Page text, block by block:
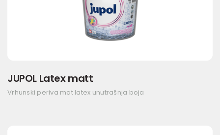
JUPOL Latex matt
Vrhunski periva mat latex unutrašnja boja